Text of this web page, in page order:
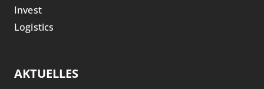
Invest
Logistics
AKTUELLES